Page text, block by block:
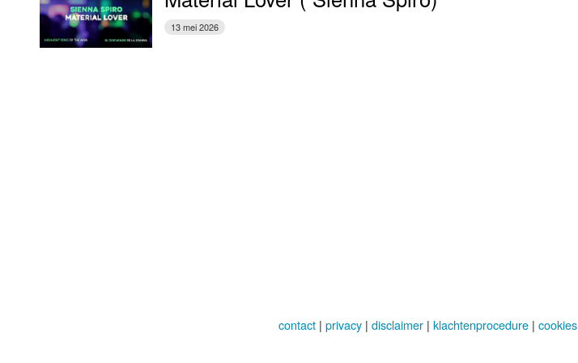
13 mei 2026
contact |privacy |disclaimer |klachtenprocedure |cookies